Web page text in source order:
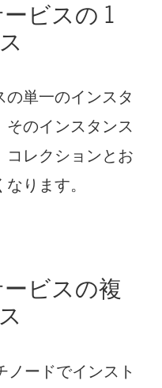
ビスの 1
単一のインスタ
そのインスタンス
コレクションとお
ります。
ビスの複
ノードでインスト